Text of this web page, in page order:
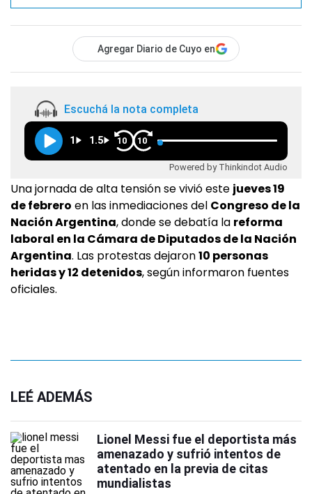
Agregar Diario de Cuyo en
Escuchá la nota completa
1 1.5 10 10
Powered by Thinkindot Audio
Una jornada de alta tensión se vivió este jueves 19
de febrero en las inmediaciones del Congreso de la
Nación Argentina, donde se debatía la reforma
laboral en la Cámara de Diputados de la Nación
Argentina. Las protestas dejaron10 personas
heridas y 12 detenidos, según informaron fuentes
oficiales.
LEÉ ADEMÁS
Lionel Messi fue el deportista más
amenazado y sufrió intentos de
atentado en la previa de citas
mundialistas